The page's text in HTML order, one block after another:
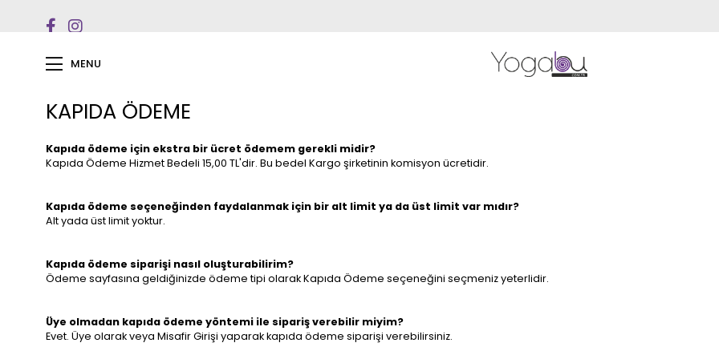
MENU
KAPIDA ÖDEME
Kapıda ödeme için ekstra bir ücret ödemem gerekli midir?
Kapıda Ödeme Hizmet Bedeli 15,00 TL'dir. Bu bedel Kargo şirketinin komisyon ücretidir.
Kapıda ödeme seçeneğinden faydalanmak için bir alt limit ya da üst limit var mıdır?
Alt yada üst limit yoktur.
Kapıda ödeme siparişi nasıl oluşturabilirim?
Ödeme sayfasına geldiğinizde ödeme tipi olarak Kapıda Ödeme seçeneğini seçmeniz yeterlidir.
Üye olmadan kapıda ödeme yöntemi ile sipariş verebilir miyim?
Evet. Üye olarak veya Misafir Girişi yaparak kapıda ödeme siparişi verebilirsiniz.